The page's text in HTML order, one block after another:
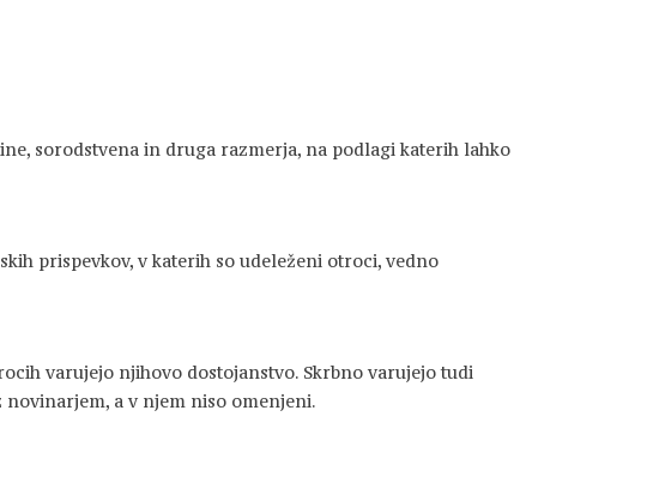
sorodstvena in druga razmerja, na podlagi katerih lahko
prispevkov, v katerih so udeleženi otroci, vedno
varujejo njihovo dostojanstvo. Skrbno varujejo tudi
a v njem niso omenjeni.